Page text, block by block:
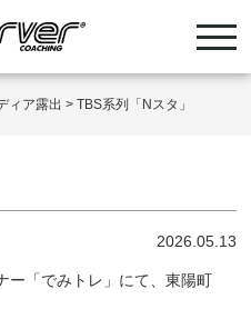
ィア露出 >TBS系列「Nスタ」
2026.05.13
ー「でみトレ」にて、東陽町